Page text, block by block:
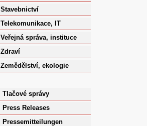
Stavebnictví
Telekomunikace, IT
Veřejná správa, instituce
Zdraví
Zemědělství, ekologie
Tlačové správy
Press Releases
Pressemitteilungen